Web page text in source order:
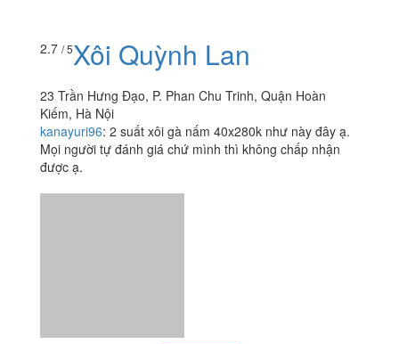
2.7 / 5Xôi Quỳnh Lan
23 Trần Hưng Đạo, P. Phan Chu Trinh, Quận Hoàn
Kiếm, Hà Nội
kanayuri96: 2 suất xôi gà nấm 40x280k như này đây ạ.
Mọi người tự đánh giá chứ mình thì không chấp nhận
được ạ.